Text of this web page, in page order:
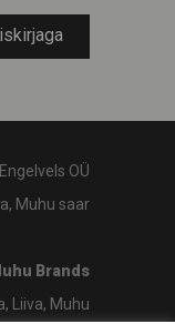
Engelvels OÜ
Muhu saar
Brands
Liiva, Muhu